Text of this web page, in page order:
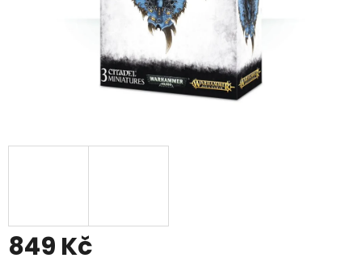
849 Kč